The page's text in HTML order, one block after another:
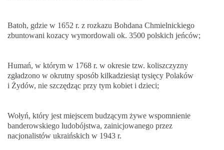
Batoh, gdzie w 1652 r. z rozkazu Bohdana Chmielnickiego
zbuntowani kozacy wymordowali ok. 3500 polskich jeńców;
Humań, w którym w 1768 r. w okresie tzw. koliszczyzny
zgładzono w okrutny sposób kilkadziesiąt tysięcy Polaków
i Żydów, nie szczędząc przy tym kobiet i dzieci;
Wołyń, który jest miejscem budzącym żywe wspomnienie
banderowskiego ludobójstwa, zainicjowanego przez
nacjonalistów ukraińskich w 1943 r.